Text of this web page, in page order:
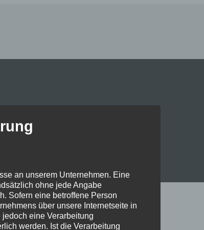
6, 2024
an unserem Unternehmen. Eine
ohne jede Angabe
Sofern eine betroffene Person
über unsere Internetseite in
eine Verarbeitung
werden. Ist die Verarbeitung